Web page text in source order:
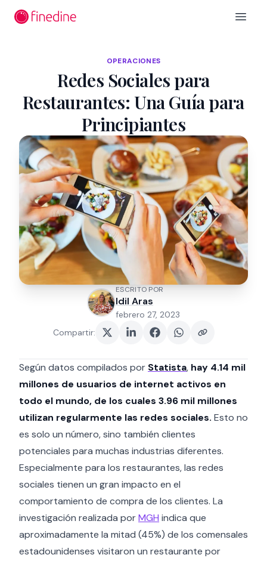
Open
OPERACIONES
Redes Sociales para
Restaurantes: Una Guía para
Principiantes
ESCRITO POR
Idil Aras
febrero 27, 2023
Compartir:
Según datos compilados por Statista, hay 4.14 mil
millones de usuarios de internet activos en
todo el mundo, de los cuales 3.96 mil millones
utilizan regularmente las redes sociales. Esto no
es solo un número, sino también clientes
potenciales para muchas industrias diferentes.
Especialmente para los restaurantes, las redes
sociales tienen un gran impacto en el
comportamiento de compra de los clientes. La
investigación realizada porMGH indica que
aproximadamente la mitad (45%) de los comensales
estadounidenses visitaron un restaurante por